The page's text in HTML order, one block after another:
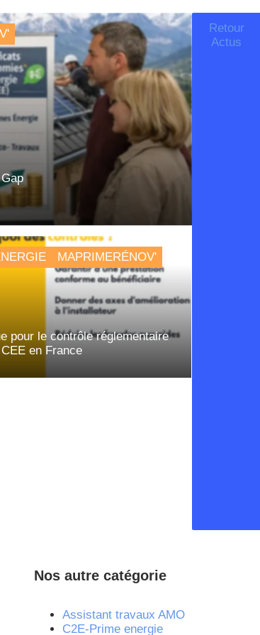
pour le contrôle réglementaire
en France
MAPRIMERÉNOV'
Retour
Actus
Nos autre catégorie
Assistant travaux AMO
C2E-Prime energie